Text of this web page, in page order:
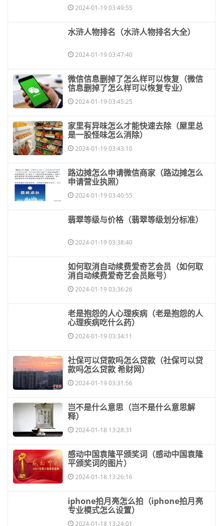
2024-01-19 03:49:55
​水浒人物排名（水浒人物排名大全）
2024-01-19 03:47:40
​微信信息删掉了怎么样可以恢复（微信
信息删掉了怎么样可以恢复专业）
2024-01-19 03:45:25
​家里有异味怎么才能快速去除（屋里总
是一股怪味怎么消除）
2024-01-19 03:43:10
​路边摊怎么申请微信商家（路边摊怎么
申请营业执照）
2024-01-19 03:40:55
​翡翠等级与价格（翡翠等级划分标准）
2024-01-19 03:38:40
​如何取消自动续费爱奇艺会员（如何取
消自动续费爱奇艺会员账号）
2024-01-19 03:36:26
​老是抱怨的人心理疾病（老是抱怨的人
心理疾病吃什么药）
2024-01-19 03:34:11
​社保可以贷款吗怎么贷款（社保可以贷
款吗怎么贷款 希财网）
2024-01-19 03:31:56
​岂不是什么意思（岂不是什么意思解
释）
2024-01-18 13:28:31
​感动中国袁隆平颁奖词（感动中国袁隆
平颁奖词的图片）
2024-01-18 13:26:16
​iphone拍月亮怎么拍（iphone拍月亮
专业模式怎么设置）
2024-01-18 13:24:01